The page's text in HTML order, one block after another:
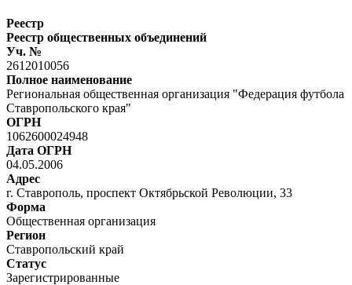
Реестр
Реестр общественных объединений
Уч. №
2612010056
Полное наименование
Региональная общественная организация "Федерация футбола
Ставропольского края"
ОГРН
1062600024948
Дата ОГРН
04.05.2006
Адрес
г. Ставрополь, проспект Октябрьской Революции, 33
Форма
Общественная организация
Регион
Ставропольский край
Статус
Зарегистрированные